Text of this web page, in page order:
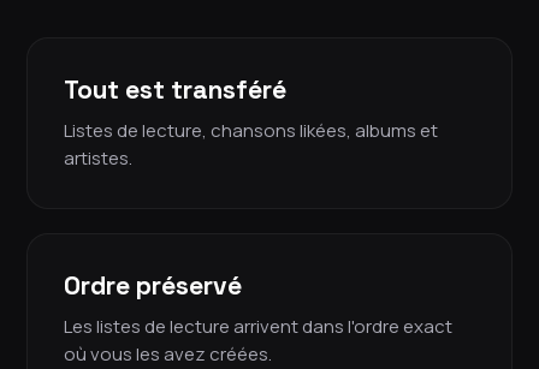
Tout est transféré
Listes de lecture, chansons likées, albums et
artistes.
Ordre préservé
Les listes de lecture arrivent dans l'ordre exact
où vous les avez créées.